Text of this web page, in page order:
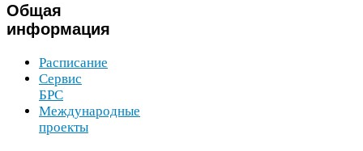
Общая
информация
Расписание
Сервис
БРС
Международные
проекты